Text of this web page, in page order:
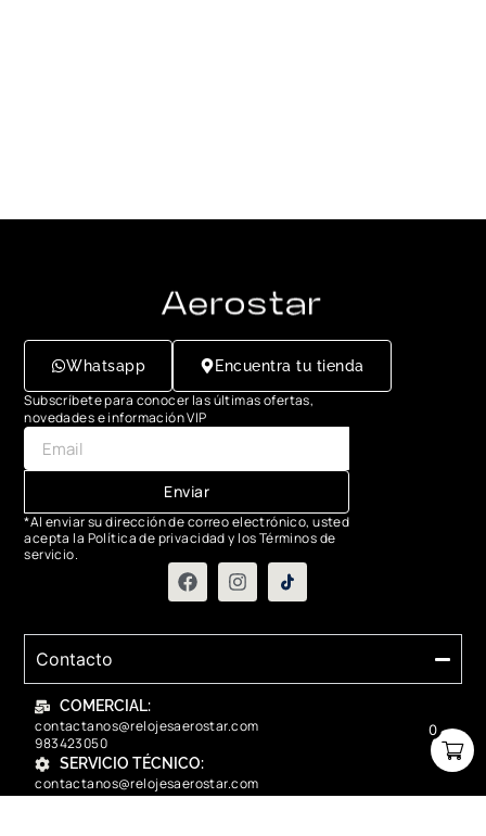
0
Whatsapp Encuentra tu tienda
Subscríbete para conocer las últimas ofertas,
novedades e información VIP
Enviar
*Al enviar su dirección de correo electrónico, usted
acepta la Política de privacidad y los Términos de
servicio.
Contacto
COMERCIAL:
contactanos@relojesaerostar.com
983423050
SERVICIO TÉCNICO:
contactanos@relojesaerostar.com
983423050